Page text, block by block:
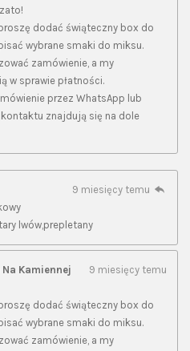
dodać świąteczny box do
wybrane smaki do miksu.
zamówienie, a my
w sprawie płatności.
przez WhatsApp lub
znajdują się na dole
9 miesięcy temu
lwów,prepletany
Kamiennej
9 miesięcy temu
dodać świąteczny box do
wybrane smaki do miksu.
zamówienie, a my